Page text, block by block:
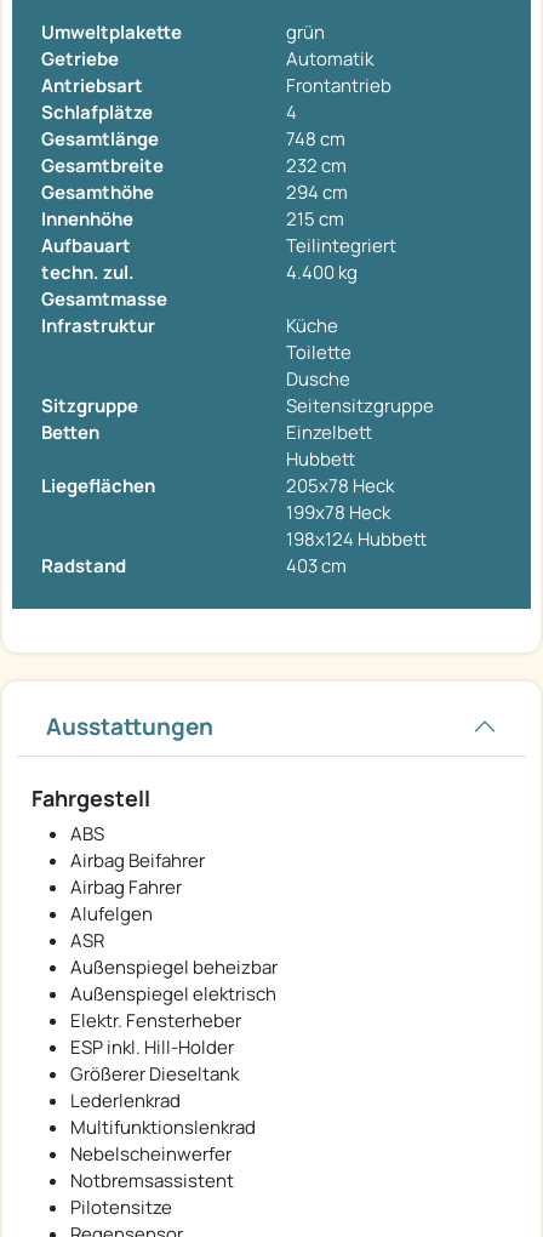
Umweltplakette
grün
Getriebe
Automatik
Antriebsart
Frontantrieb
Schlafplätze
4
Gesamtlänge
748 cm
Gesamtbreite
232 cm
Gesamthöhe
294 cm
Innenhöhe
215 cm
Aufbauart
Teilintegriert
techn. zul.
Gesamtmasse
4.400 kg
Infrastruktur
Küche
Toilette
Dusche
Sitzgruppe
Seitensitzgruppe
Betten
Einzelbett
Hubbett
Liegeflächen
205x78 Heck
199x78 Heck
198x124 Hubbett
Radstand
403 cm
Ausstattungen
Fahrgestell
ABS
Airbag Beifahrer
Airbag Fahrer
Alufelgen
ASR
Außenspiegel beheizbar
Außenspiegel elektrisch
Elektr. Fensterheber
ESP inkl. Hill-Holder
Größerer Dieseltank
Lederlenkrad
Multifunktionslenkrad
Nebelscheinwerfer
Notbremsassistent
Pilotensitze